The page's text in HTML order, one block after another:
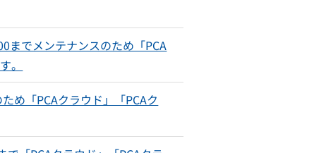
メンタルヘルス研修「humany」
パルスサーベイ「Res-Q」
までメンテナンスのため「PCA
。
め「PCAクラウド」「PCAク